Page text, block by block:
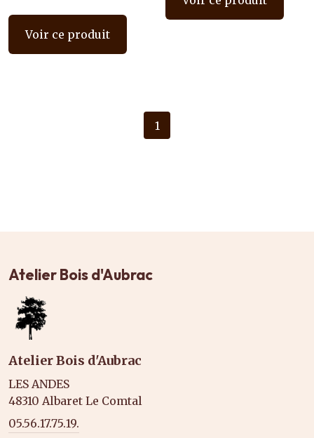
Voir ce produit
1
Atelier Bois d'Aubrac
Atelier Bois d'Aubrac
LES ANDES
48310 Albaret Le Comtal
05.56.17.75.19.